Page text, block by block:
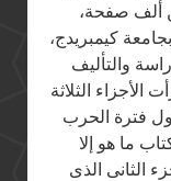
ألف صفحة،
كيمبريدج،
والتأليف
الأجزاء الثلاثة
فترة الحرب
ما هو إلا
الثانى الذى